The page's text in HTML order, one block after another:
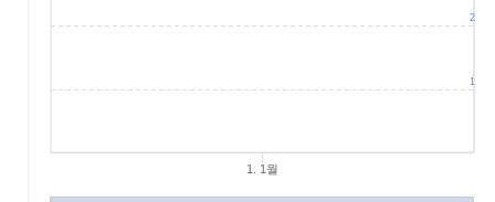
1. 1월
1
2